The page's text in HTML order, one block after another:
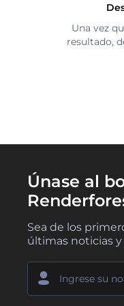
Una vez
resultado,
Únase al
Sea de los
últimas noticias